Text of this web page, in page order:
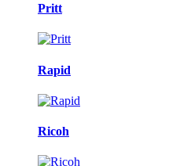
Pritt
Rapid
Ricoh